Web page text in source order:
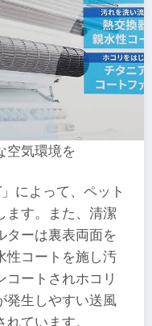
空気環境を
によって、ペット
ます。また、清潔
ターは裏表両面を
性コートを施し汚
コートされホコリ
発生しやすい送風
ています。